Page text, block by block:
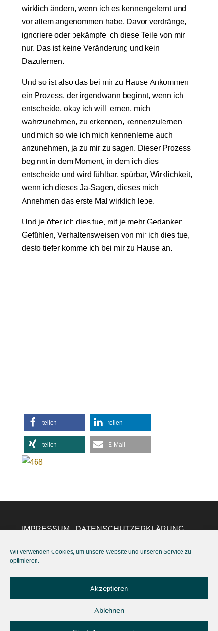
Wir verwenden Cookies, um unsere Website und unseren Service zu
optimieren.
Akzeptieren
Ablehnen
wirklich ändern, wenn ich es kennengelernt und
vor allem angenommen habe. Davor verdränge,
ignoriere oder bekämpfe ich diese Teile von mir
nur. Das ist keine Veränderung und kein
Dazulernen.
Und so ist also das bei mir zu Hause Ankommen
ein Prozess, der irgendwann beginnt, wenn ich
entscheide, okay ich will lernen, mich
wahrzunehmen, zu erkennen, kennenzulernen
und mich so wie ich mich kennenlerne auch
anzunehmen, ja zu mir zu sagen. Dieser Prozess
beginnt in dem Moment, in dem ich dies
entscheide und wird fühlbar, spürbar, Wirklichkeit,
wenn ich dieses Ja-Sagen, dieses mich
Annehmen das erste Mal wirklich lebe.
Und je öfter ich dies tue, mit je mehr Gedanken,
Gefühlen, Verhaltensweisen von mir ich dies tue,
desto tiefer komme ich bei mir zu Hause an.
teilen teilen
teilen E-Mail
IMPRESSUM∙DATENSCHUTZERKLÄRUNG
life.eu,+49(0)157 37886122